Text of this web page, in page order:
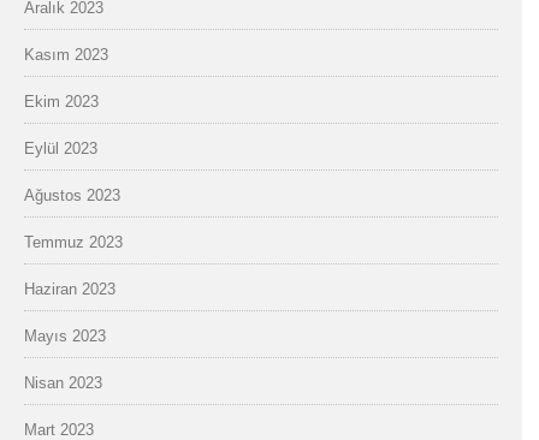
Aralık 2023
Kasım 2023
Ekim 2023
Eylül 2023
Ağustos 2023
Temmuz 2023
Haziran 2023
Mayıs 2023
Nisan 2023
Mart 2023